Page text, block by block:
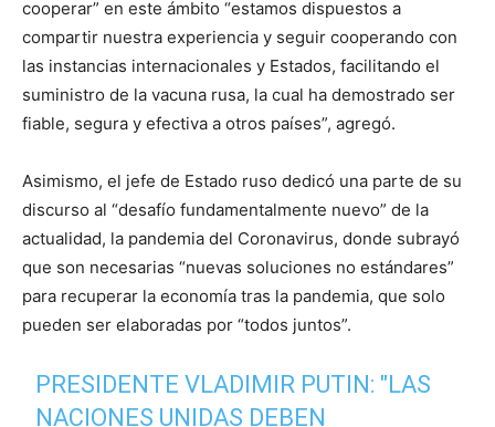
cooperar” en este ámbito “estamos dispuestos a
compartir nuestra experiencia y seguir cooperando con
las instancias internacionales y Estados, facilitando el
suministro de la vacuna rusa, la cual ha demostrado ser
fiable, segura y efectiva a otros países”, agregó.
Asimismo, el jefe de Estado ruso dedicó una parte de su
discurso al “desafío fundamentalmente nuevo” de la
actualidad, la pandemia del Coronavirus, donde subrayó
que son necesarias “nuevas soluciones no estándares”
para recuperar la economía tras la pandemia, que solo
pueden ser elaboradas por “todos juntos”.
PRESIDENTE VLADIMIR PUTIN: "LAS
NACIONES UNIDAS DEBEN